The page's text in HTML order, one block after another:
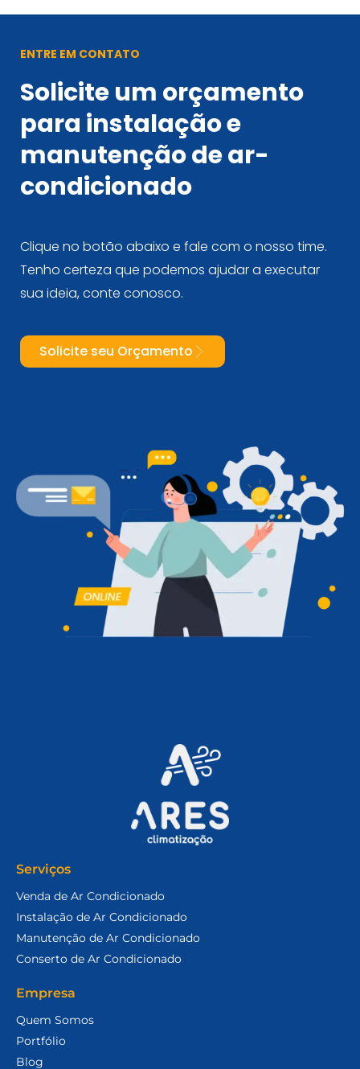
ENTRE EM CONTATO
Solicite um orçamento
para instalação e
manutenção de ar-
condicionado
Clique no botão abaixo e fale com o nosso time.
Tenho certeza que podemos ajudar a executar
sua ideia, conte conosco.
Solicite seu Orçamento
Serviços
Venda de Ar Condicionado
Instalação de Ar Condicionado
Manutenção de Ar Condicionado
Conserto de Ar Condicionado
Empresa
Quem Somos
Portfólio
Blog